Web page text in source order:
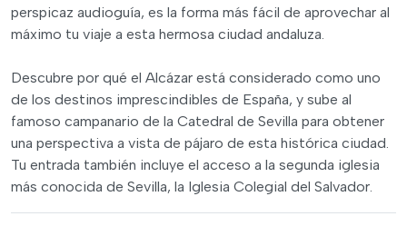
perspicaz audioguía, es la forma más fácil de aprovechar al
máximo tu viaje a esta hermosa ciudad andaluza.
Descubre por qué el Alcázar está considerado como uno
de los destinos imprescindibles de España, y sube al
famoso campanario de la Catedral de Sevilla para obtener
una perspectiva a vista de pájaro de esta histórica ciudad.
Tu entrada también incluye el acceso a la segunda iglesia
más conocida de Sevilla, la Iglesia Colegial del Salvador.